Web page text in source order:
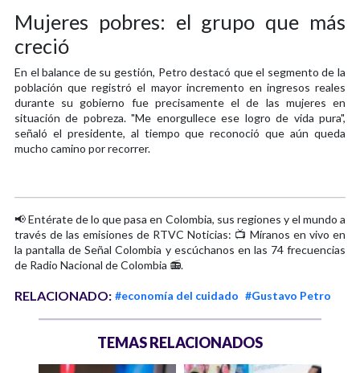
Mujeres pobres: el grupo que más
creció
En el balance de su gestión, Petro destacó que el segmento de la
población que registró el mayor incremento en ingresos reales
durante su gobierno fue precisamente el de las mujeres en
situación de pobreza. "Me enorgullece ese logro de vida pura",
señaló el presidente, al tiempo que reconoció que aún queda
mucho camino por recorrer.
📢 Entérate de lo que pasa en Colombia, sus regiones y el mundo a
través de las emisiones de RTVC Noticias: 📺 Míranos en vivo en
la pantalla de Señal Colombia y escúchanos en las 74 frecuencias
de Radio Nacional de Colombia 📻.
RELACIONADO: #economía del cuidado #Gustavo Petro
TEMAS RELACIONADOS